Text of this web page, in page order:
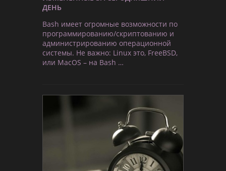
ДЕНЬ
Bash имеет огромные возможности по
программированию/скриптованию и
администрированию операционной
системы. Не важно: Linux это, FreeBSD,
или MacOS – на Bash …